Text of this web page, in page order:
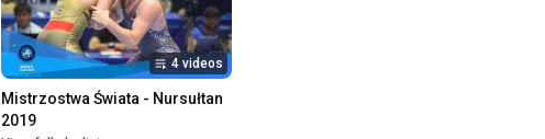
4 videos
Mistrzostwa Świata - Nursułtan
2019